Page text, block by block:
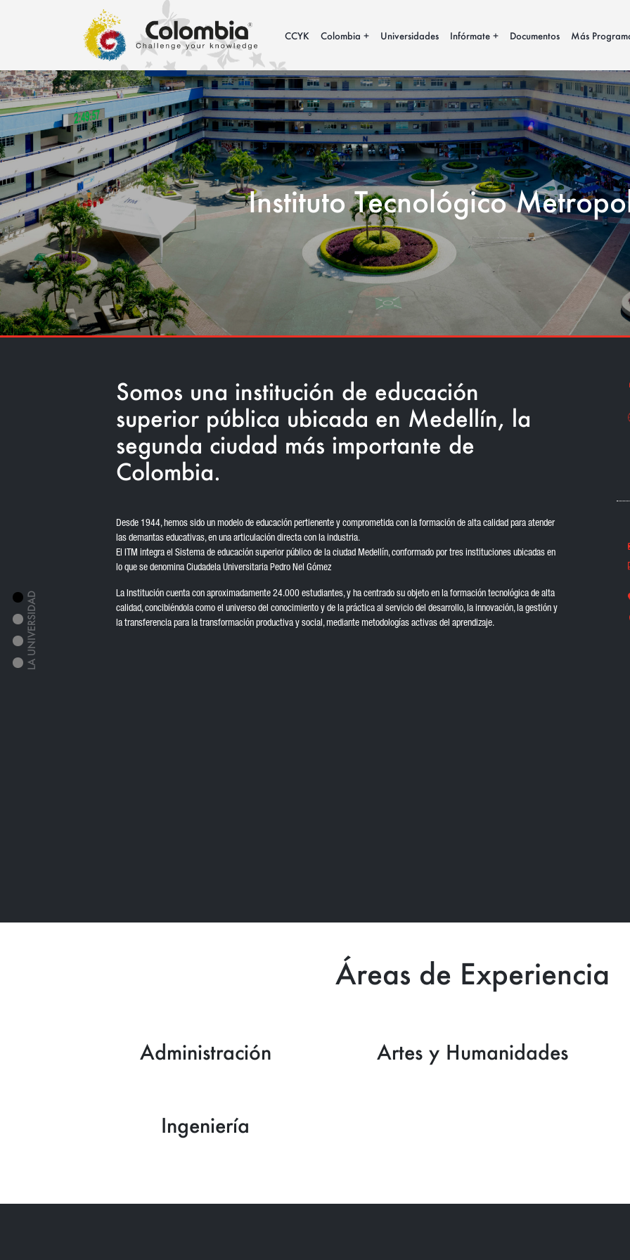
CCYK Colombia Universidades Infórmate Documentos Más
Instituto Tecnológico
Somos una institución de educación
superior pública ubicada en Medellín, la
segunda ciudad más importante de
Colombia.
Desde 1944, hemos sido un modelo de educación pertienente y comprometida con la formación de alta calidad para atender
las demantas educativas, en una articulación directa con la industria.
El ITM integra el Sistema de educación superior público de la ciudad Medellín, conformado por tres instituciones ubicadas en
lo que se denomina Ciudadela Universitaria Pedro Nel Gómez
La Institución cuenta con aproximadamente 24.000 estudiantes, y ha centrado su objeto en la formación tecnológica de alta
calidad, concibiéndola como el universo del conocimiento y de la práctica al servicio del desarrollo, la innovación, la gestión y
la transferencia para la transformación productiva y social, mediante metodologías activas del aprendizaje.
Áreas de Experiencia
Administración Artes y Humanidades
Ingeniería